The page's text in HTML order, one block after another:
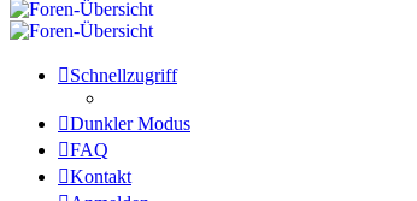
Schnellzugriff
Dunkler Modus
FAQ
Kontakt